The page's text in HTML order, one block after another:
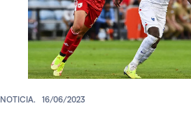
NOTICIA. 16/06/2023